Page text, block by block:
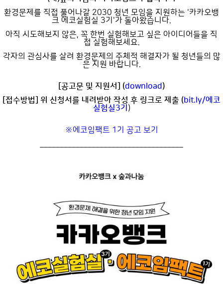
환경문제를 직접 풀어나갈 2030 청년 모임을 지원하는 '카카오뱅
크 에코실험실 3기'가 돌아왔습니다.
아직 시도해보지 않은, 꼭 한번 실험해보고 싶은 아이디어들을 직
접 실험해보세요.
각자의 관심사를 살려 환경문제의 주체적 해결자가 될 청년들의 많
은 지원 바랍니다.
[공고문 및 지원서] (download)
[접수방법] 위 신청서를 내려받아 작성 후 링크로 제출 (bit.ly/에코
실험실3기 )
※에코임팩트 1기 공고 보기